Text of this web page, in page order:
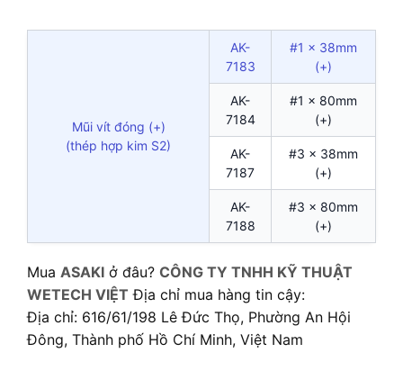
Mũi vít đóng (+)
(thép hợp kim S2)
AK-
7183
#1 x 38mm
(+)
AK-
7184
#1 x 80mm
(+)
AK-
7187
#3 x 38mm
(+)
AK-
7188
#3 x 80mm
(+)
Mua ASAKI ở đâu? CÔNG TY TNHH KỸ THUẬT
WETECH VIỆT Địa chỉ mua hàng tin cậy:
Địa chỉ: 616/61/198 Lê Đức Thọ, Phường An Hội
Đông, Thành phố Hồ Chí Minh, Việt Nam